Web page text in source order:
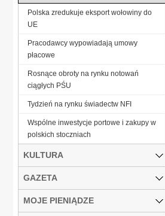
Polska zredukuje eksport wołowiny do
UE
Pracodawcy wypowiadają umowy
płacowe
Rosnące obroty na rynku notowań
ciągłych PŚU
Tydzień na rynku świadectw NFI
Wspólne inwestycje portowe i zakupy w
polskich stoczniach
KULTURA
GAZETA
MOJE PIENIĄDZE